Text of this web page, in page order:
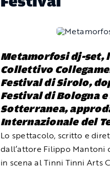
Metamorfosi dj-set,
Collettivo
Festival di Sirolo,
Festival di Bologna
Sotterranea,
Internazionale del
Lo spettacolo, scritto e
dall’attore Filippo Mantoni
in scena al Tinni Tinni Arts